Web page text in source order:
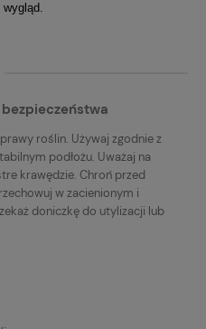
roślin. Używaj zgodnie z
podłożu. Uważaj na
krawędzie. Chroń przed
w zacienionym i
doniczkę do utylizacji lub